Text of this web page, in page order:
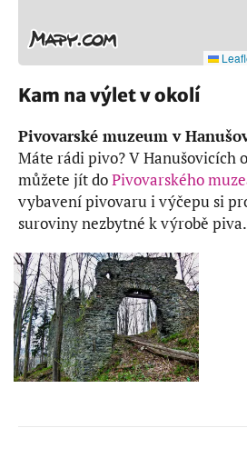
Kam na výlet v okolí
Pivovarské muzeum v
Máte rádi pivo? V Hanušovicích
můžete jít doPivovarského
vybavení pivovaru i výčepu si
suroviny nezbytné k výrobě piva.